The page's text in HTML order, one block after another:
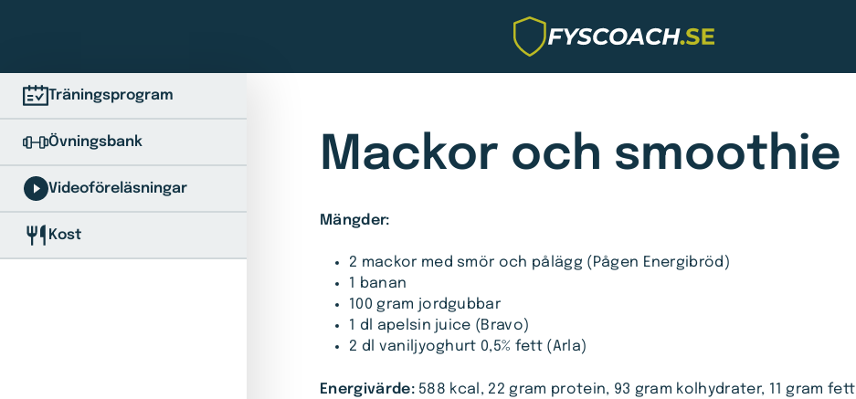
Träningsprogram
Övningsbank
Videoföreläsningar
Kost
Mackor och smoothie
Mängder:
2 mackor med smör och pålägg (Pågen Energibröd)
1 banan
100 gram jordgubbar
1 dl apelsin juice (Bravo)
2 dl vaniljyoghurt 0,5% fett (Arla)
Energivärde:588 kcal, 22 gram protein, 93 gram kolhydrater, 11 gram fett